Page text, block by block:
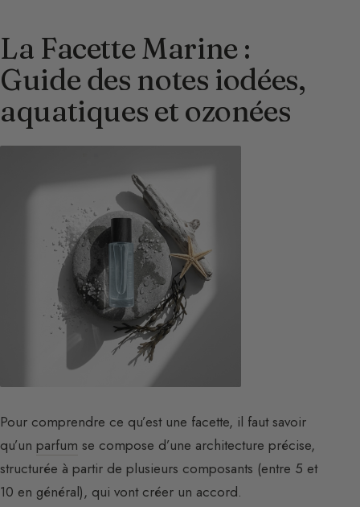
La Facette Marine :
Guide des notes iodées,
aquatiques et ozonées
Pour comprendre ce qu’est une facette, il faut savoir
qu’un parfum se compose d’une architecture précise,
structurée à partir de plusieurs composants (entre 5 et
10 en général), qui vont créer un accord.